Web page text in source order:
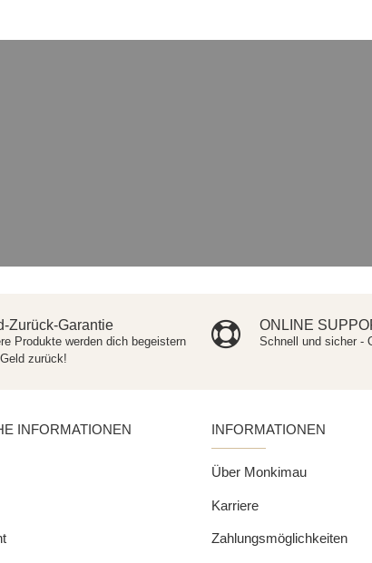
Zurück-Garantie
Produkte werden dich begeistern
zurück!
ONLINE
Schnell und sicher -
INFORMATIONEN INFORMATIONEN
Über Monkimau
Karriere
Zahlungsmöglichkeiten